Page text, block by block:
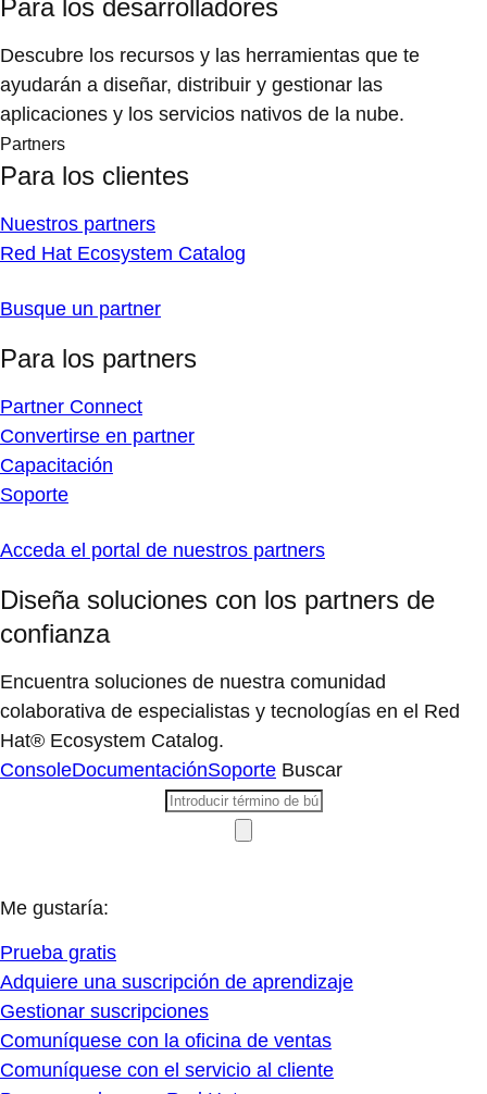
Para los desarrolladores
Descubre los recursos y las herramientas que te
ayudarán a diseñar, distribuir y gestionar las
aplicaciones y los servicios nativos de la nube.
Partners
Para los clientes
Nuestros partners
Red Hat Ecosystem Catalog
Busque un partner
Para los partners
Partner Connect
Convertirse en partner
Capacitación
Soporte
Acceda el portal de nuestros partners
Diseña soluciones con los partners de
confianza
Encuentra soluciones de nuestra comunidad
colaborativa de especialistas y tecnologías en el Red
Hat® Ecosystem Catalog.
ConsoleDocumentaciónSoporte Buscar
Me gustaría:
Prueba gratis
Adquiere una suscripción de aprendizaje
Gestionar suscripciones
Comuníquese con la oficina de ventas
Comuníquese con el servicio al cliente